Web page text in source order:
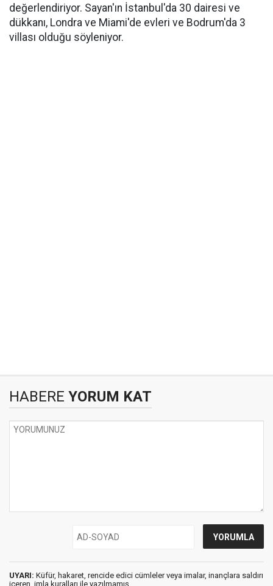
değerlendiriyor. Sayan'ın İstanbul'da 30 dairesi ve
dükkanı, Londra ve Miami'de evleri ve Bodrum'da 3
villası olduğu söyleniyor.
HABERE YORUM KAT
UYARI: Küfür, hakaret, rencide edici cümleler veya imalar, inançlara saldırı
içeren, imla kuralları ile yazılmamış,